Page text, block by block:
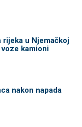
rijeka u Njemačkoj
kamioni
nakon napada